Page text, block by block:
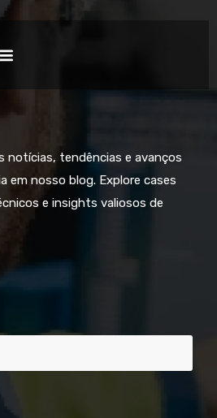
notícias, tendências e avanços
em nosso blog. Explore cases
e insights valiosos de